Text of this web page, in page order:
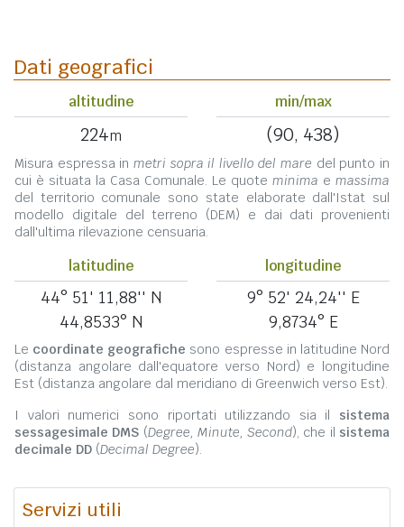
Dati geografici
altitudine
224m
min/max
(90, 438)
Misura espressa in metri sopra il livello del mare del punto in
cui è situata la Casa Comunale. Le quote minima e massima
del territorio comunale sono state elaborate dall'Istat sul
modello digitale del terreno (DEM) e dai dati provenienti
dall'ultima rilevazione censuaria.
latitudine
44° 51' 11,88'' N
44,8533° N
longitudine
9° 52' 24,24'' E
9,8734° E
Le coordinate geografiche sono espresse in latitudine Nord
(distanza angolare dall'equatore verso Nord) e longitudine
Est (distanza angolare dal meridiano di Greenwich verso Est).
I valori numerici sono riportati utilizzando sia il sistema
sessagesimale DMS (Degree, Minute, Second), che il sistema
decimale DD (Decimal Degree).
Servizi utili